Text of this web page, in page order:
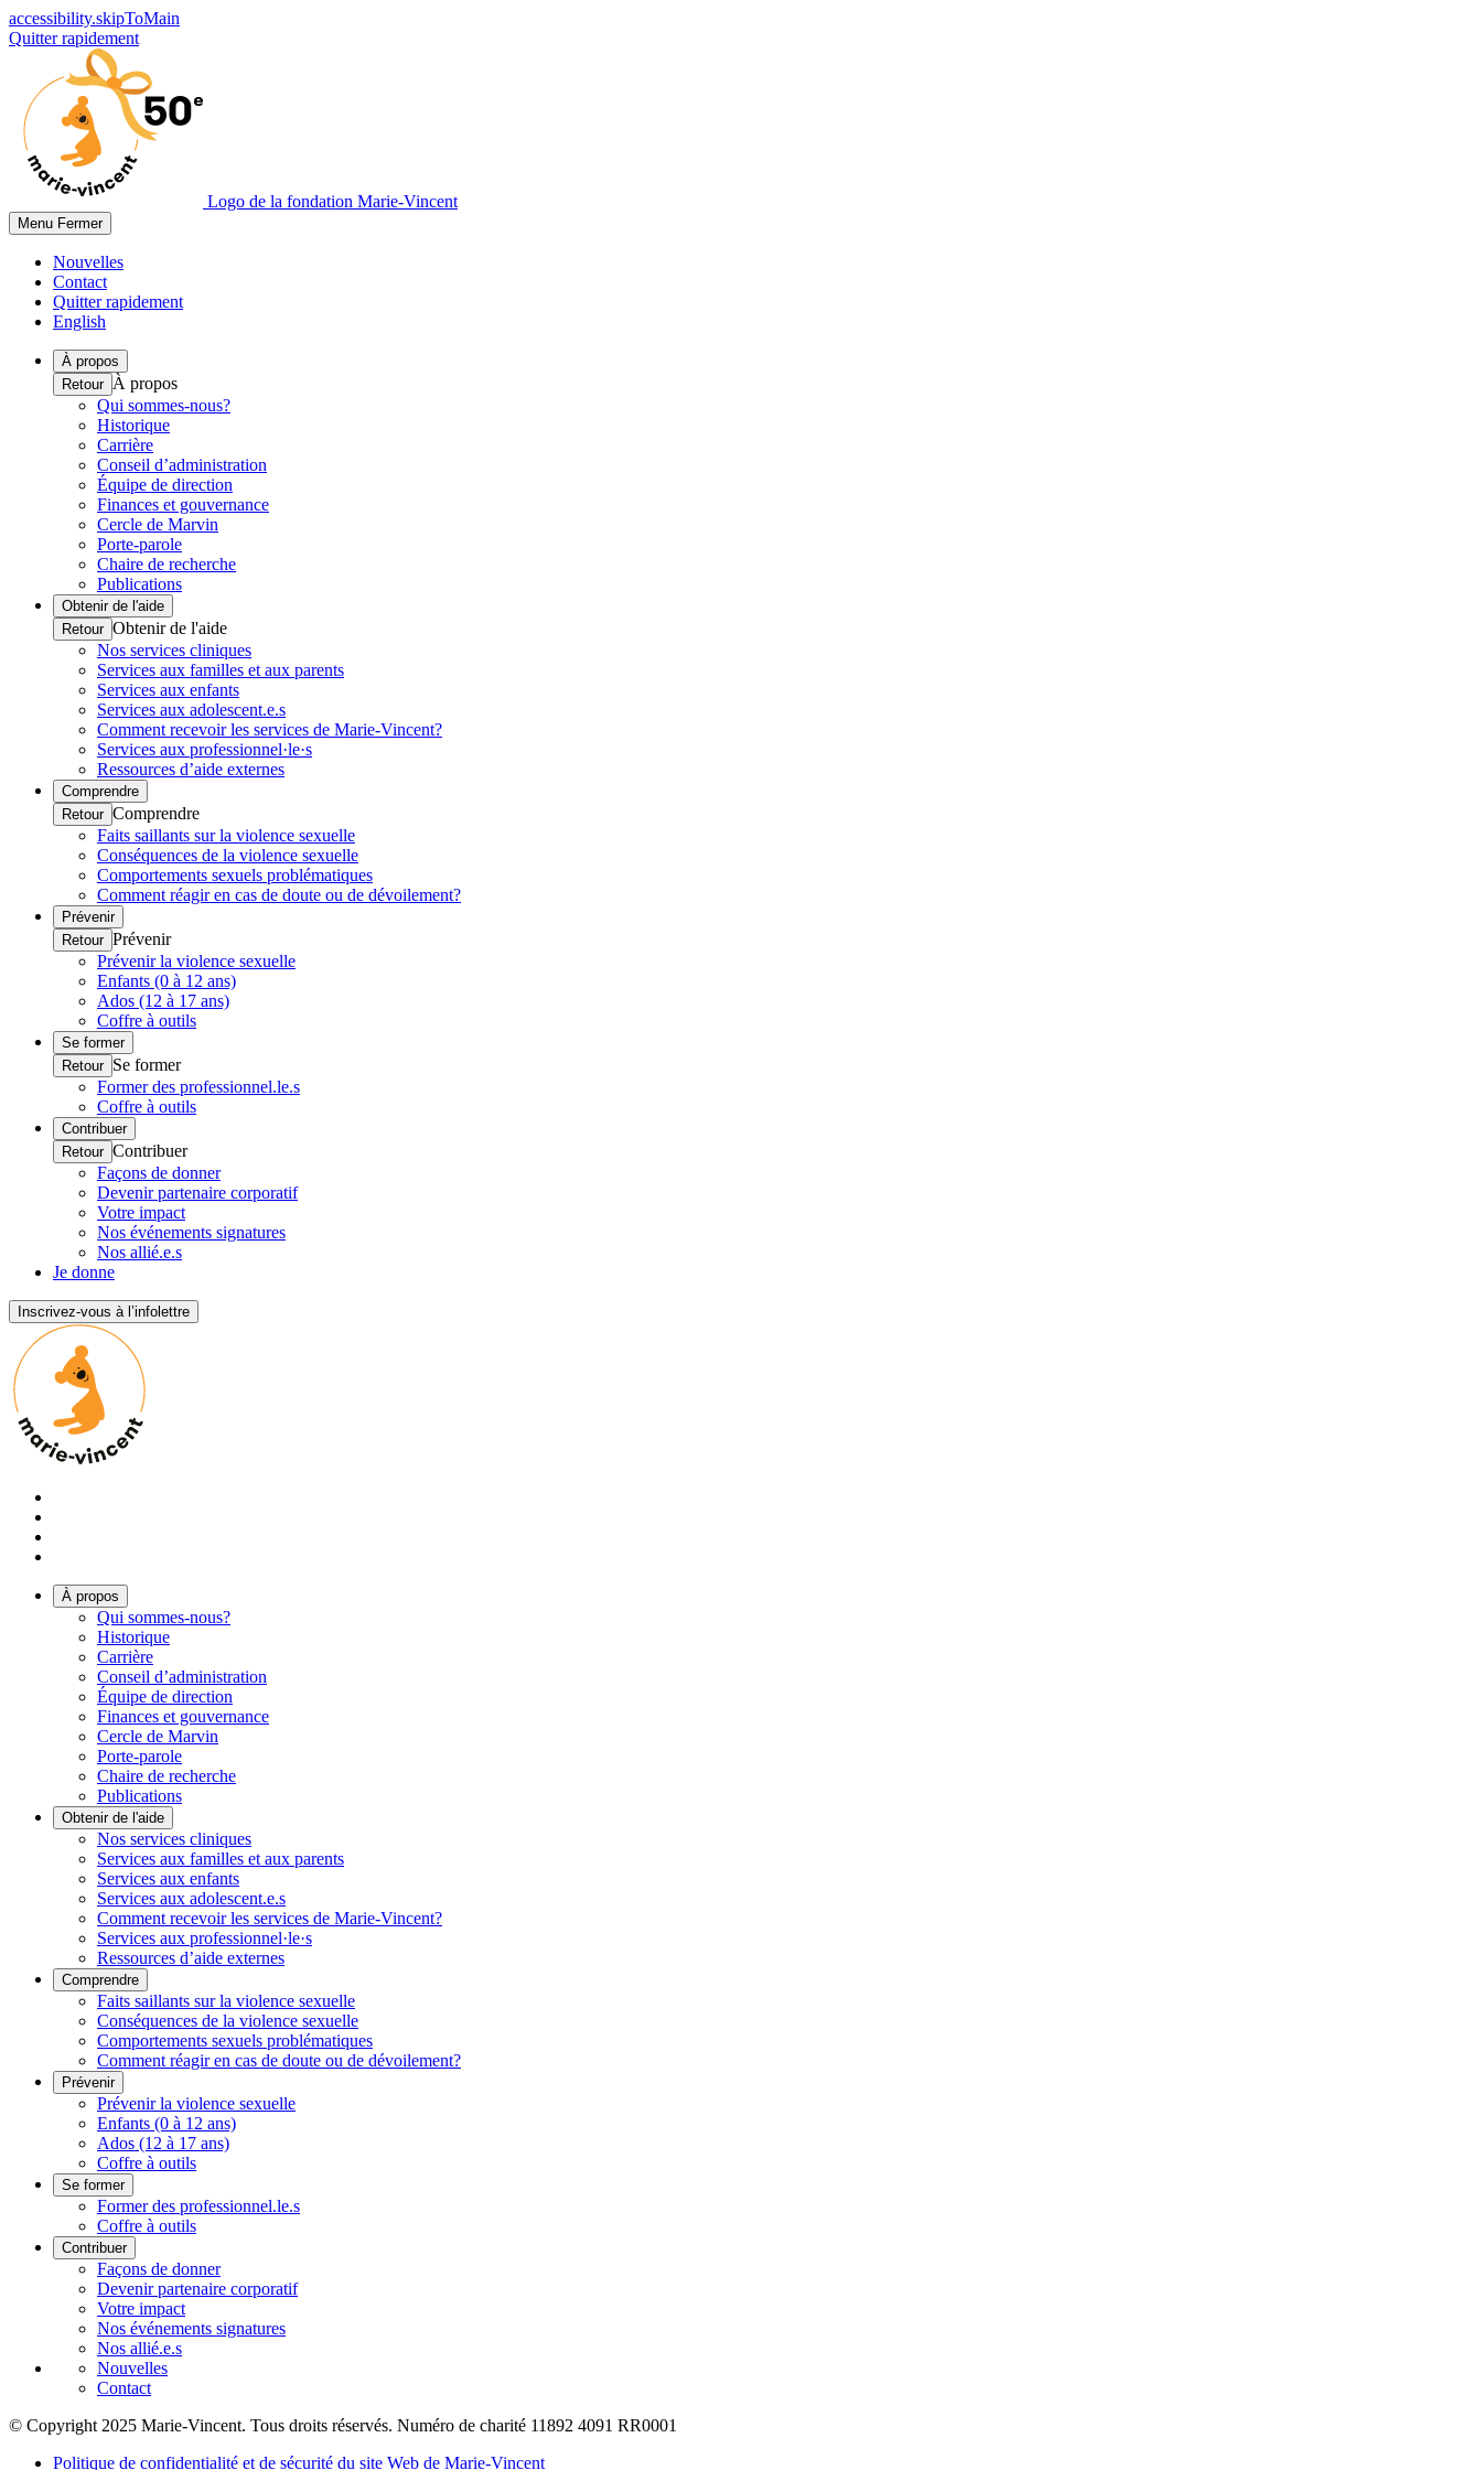
accessibility.skipToMain
Quitter rapidement
Logo de la fondation Marie-Vincent
Menu Fermer
Nouvelles
Contact
Quitter rapidement
English
À propos
Retour À propos
Qui sommes-nous?
Historique
Carrière
Conseil d’administration
Équipe de direction
Finances et gouvernance
Cercle de Marvin
Porte-parole
Chaire de recherche
Publications
Obtenir de l'aide
Retour Obtenir de l'aide
Nos services cliniques
Services aux familles et aux parents
Services aux enfants
Services aux adolescent.e.s
Comment recevoir les services de Marie-Vincent?
Services aux professionnel·le·s
Ressources d’aide externes
Comprendre
Retour Comprendre
Faits saillants sur la violence sexuelle
Conséquences de la violence sexuelle
Comportements sexuels problématiques
Comment réagir en cas de doute ou de dévoilement?
Prévenir
Retour Prévenir
Prévenir la violence sexuelle
Enfants (0 à 12 ans)
Ados (12 à 17 ans)
Coffre à outils
Se former
Retour Se former
Former des professionnel.le.s
Coffre à outils
Contribuer
Retour Contribuer
Façons de donner
Devenir partenaire corporatif
Votre impact
Nos événements signatures
Nos allié.e.s
Je donne
Inscrivez-vous à l’infolettre
À propos
Qui sommes-nous?
Historique
Carrière
Conseil d’administration
Équipe de direction
Finances et gouvernance
Cercle de Marvin
Porte-parole
Chaire de recherche
Publications
Obtenir de l'aide
Nos services cliniques
Services aux familles et aux parents
Services aux enfants
Services aux adolescent.e.s
Comment recevoir les services de Marie-Vincent?
Services aux professionnel·le·s
Ressources d’aide externes
Comprendre
Faits saillants sur la violence sexuelle
Conséquences de la violence sexuelle
Comportements sexuels problématiques
Comment réagir en cas de doute ou de dévoilement?
Prévenir
Prévenir la violence sexuelle
Enfants (0 à 12 ans)
Ados (12 à 17 ans)
Coffre à outils
Se former
Former des professionnel.le.s
Coffre à outils
Contribuer
Façons de donner
Devenir partenaire corporatif
Votre impact
Nos événements signatures
Nos allié.e.s
Nouvelles
Contact
© Copyright 2025 Marie-Vincent. Tous droits réservés. Numéro de charité 11892 4091 RR0001
Politique de confidentialité et de sécurité du site Web de Marie-Vincent